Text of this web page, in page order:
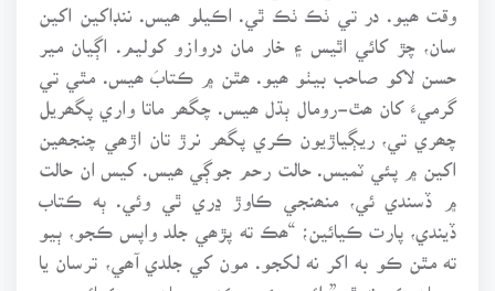
وقت ھيو. در تي ٺڪ ٺڪ ٿي. اڪيلو ھيس. ننڊاکين اکين
سان، چڙ کائي اٿيس ۽ خار مان دروازو کوليم. اڳيان مير
حسن لاکو صاحب بيٺو ھيو. ھٿن ۾ ڪتابَ ھيس. مٿي تي
گرميءَ کان ھٿ-رومال ٻڌل ھيس. چگھر ماتا واري پگھريل
چھري تي، ريڳياڙيون ڪري پگھر نرڙ تان اڙھي چنجھين
اکين ۾ پئي ٽميس. حالت رحم جوڳي ھيس. کيس ان حالت
۾ ڏسندي ئي، منھنجي ڪاوڙ ڍري ٿي وئي. ٻه ڪتاب
ڏيندي، پارت ڪيائين؛ “ھڪ ته پڙھي جلد واپس ڪجو، ٻيو
ته مٿن ڪو به اکر نه لکجو. مون کي جلدي آھي، ترسان يا
ويھان ڪو نه ٿو.” ائين چئي يڪدم پويان پير ڪيائين. ھر